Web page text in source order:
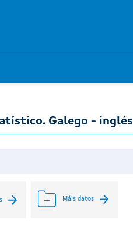
Galego - inglés
Máis datos